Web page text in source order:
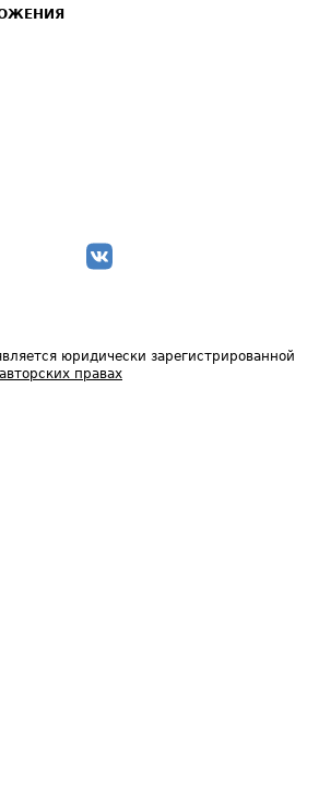
юридически зарегистрированной
правах